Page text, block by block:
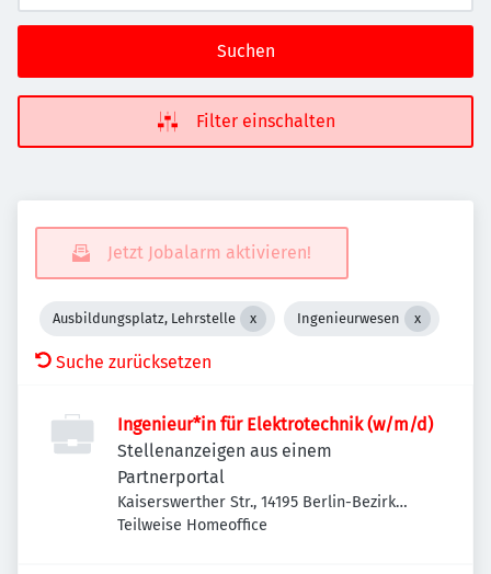
Suchen
Filter einschalten
Jetzt Jobalarm aktivieren!
Ausbildungsplatz, Lehrstelle Ingenieurwesen
Suche zurücksetzen
Ingenieur*in für Elektrotechnik (w/m/d)
Stellenanzeigen aus einem
Partnerportal
Kaiserswerther Str., 14195 Berlin-Bezirk
Steglitz-Zehlendorf, Deutschland
Teilweise Homeoffice